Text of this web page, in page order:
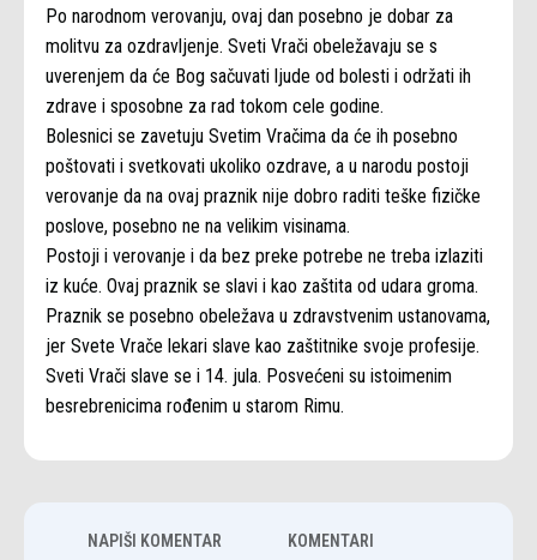
Po narodnom verovanju, ovaj dan posebno je dobar za
molitvu za ozdravljenje. Sveti Vrači obeležavaju se s
uverenjem da će Bog sačuvati ljude od bolesti i održati ih
zdrave i sposobne za rad tokom cele godine.
Bolesnici se zavetuju Svetim Vračima da će ih posebno
poštovati i svetkovati ukoliko ozdrave, a u narodu postoji
verovanje da na ovaj praznik nije dobro raditi teške fizičke
poslove, posebno ne na velikim visinama.
Postoji i verovanje i da bez preke potrebe ne treba izlaziti
iz kuće. Ovaj praznik se slavi i kao zaštita od udara groma.
Praznik se posebno obeležava u zdravstvenim ustanovama,
jer Svete Vrače lekari slave kao zaštitnike svoje profesije.
Sveti Vrači slave se i 14. jula. Posvećeni su istoimenim
besrebrenicima rođenim u starom Rimu.
NAPIŠI KOMENTAR KOMENTARI